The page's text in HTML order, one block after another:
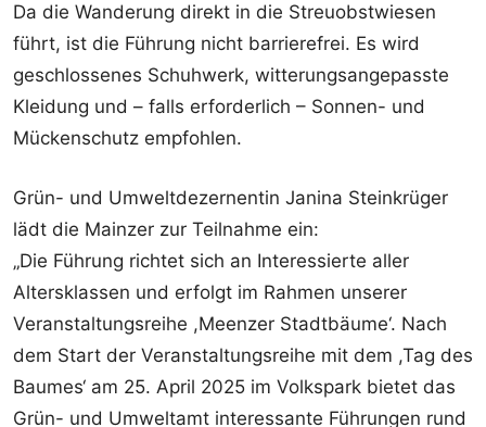
Da die Wanderung direkt in die Streuobstwiesen
führt, ist die Führung nicht barrierefrei. Es wird
geschlossenes Schuhwerk, witterungsangepasste
Kleidung und – falls erforderlich – Sonnen- und
Mückenschutz empfohlen.
Grün- und Umweltdezernentin Janina Steinkrüger
lädt die Mainzer zur Teilnahme ein:
„Die Führung richtet sich an Interessierte aller
Altersklassen und erfolgt im Rahmen unserer
Veranstaltungsreihe ,Meenzer Stadtbäume‘. Nach
dem Start der Veranstaltungsreihe mit dem ,Tag des
Baumes‘ am 25. April 2025 im Volkspark bietet das
Grün- und Umweltamt interessante Führungen rund